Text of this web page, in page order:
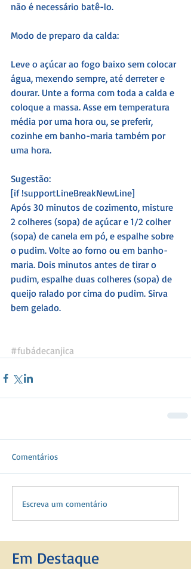
não é necessário batê-lo.
Modo de preparo da calda:
Leve o açúcar ao fogo baixo sem colocar
água, mexendo sempre, até derreter e
dourar. Unte a forma com toda a calda e
coloque a massa. Asse em temperatura
média por uma hora ou, se preferir,
cozinhe em banho-maria também por
uma hora.
Sugestão:
[if !supportLineBreakNewLine]
Após 30 minutos de cozimento, misture
2 colheres (sopa) de açúcar e 1/2 colher
(sopa) de canela em pó, e espalhe sobre
o pudim. Volte ao forno ou em banho-
maria. Dois minutos antes de tirar o
pudim, espalhe duas colheres (sopa) de
queijo ralado por cima do pudim. Sirva
bem gelado.
#fubádecanjica
Comentários
Escreva um comentário
Em Destaque